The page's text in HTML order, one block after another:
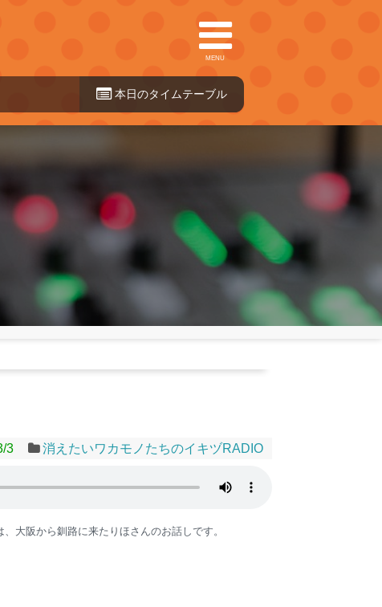
MENU
本日のタイ ムテーブル
3 消えたいワカモノたちのイキヅRADIO
大阪から釧路に来たりほさんのお話しです。